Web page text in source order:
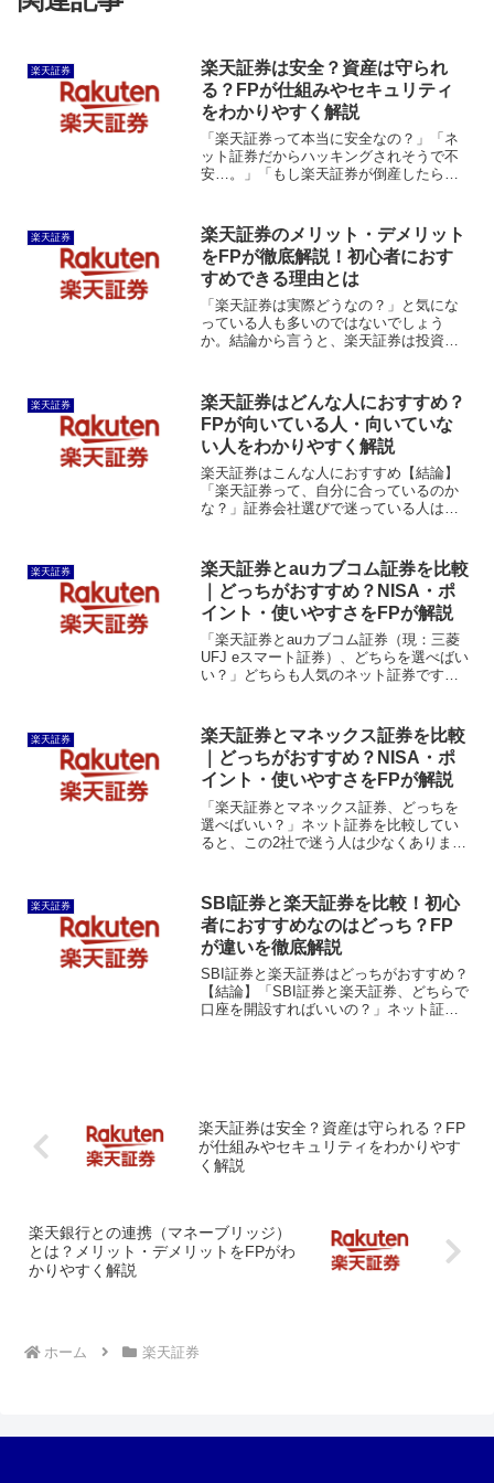
楽天証券
楽天証券は安全？資産は守られ
る？FPが仕組みやセキュリティ
をわかりやすく解説
「楽天証券って本当に安全なの？」「ネ
ット証券だからハッキングされそうで不
安…。」「もし楽天証券が倒産したら、
になることの一つが「安全性」ではない
でしょうか。結論からいう...
楽天証券
楽天証券のメリット・デメリット
をFPが徹底解説！初心者におす
すめできる理由とは
「楽天証券は実際どうなの？」と気にな
っている人も多いのではないでしょう
か。結論から言うと、楽天証券は投資初
特に、新NISAや投資信託との相性が良
く、楽天ポイントを使った...
楽天証券
楽天証券はどんな人におすすめ？
FPが向いている人・向いていな
い人をわかりやすく解説
楽天証券はこんな人におすすめ【結論】
「楽天証券って、自分に合っているのか
な？」証券会社選びで迷っている人は多
「新NISAでコツコツ投資したい人」に特
におすすめです。一方...
楽天証券
楽天証券とauカブコム証券を比較
｜どっちがおすすめ？NISA・ポ
イント・使いやすさをFPが解説
「楽天証券とauカブコム証券（現：三菱
UFJ eスマート証券）、どちらを選べばい
い？」どちらも人気のネット証券です
群で、初心者にも使いやすい証券会社で
す。一方、auカブ...
楽天証券
楽天証券とマネックス証券を比較
｜どっちがおすすめ？NISA・ポ
イント・使いやすさをFPが解説
「楽天証券とマネックス証券、どっちを
選べばいい？」ネット証券を比較してい
ると、この2社で迷う人は少なくありませ
すが、実は得意分野は大きく異なりま
す。この記事では、F...
楽天証券
SBI証券と楽天証券を比較！初心
者におすすめなのはどっち？FP
が違いを徹底解説
SBI証券と楽天証券はどっちがおすすめ？
【結論】「SBI証券と楽天証券、どちらで
口座を開設すればいいの？」ネット証券
楽天証券は安全？資産は守られる？FP
が仕組みやセキュリティをわかりやす
く解説
楽天銀行との連携（マネーブリッジ）
とは？メリット・デメリットをFPがわ
かりやすく解説
ホーム 楽天証券